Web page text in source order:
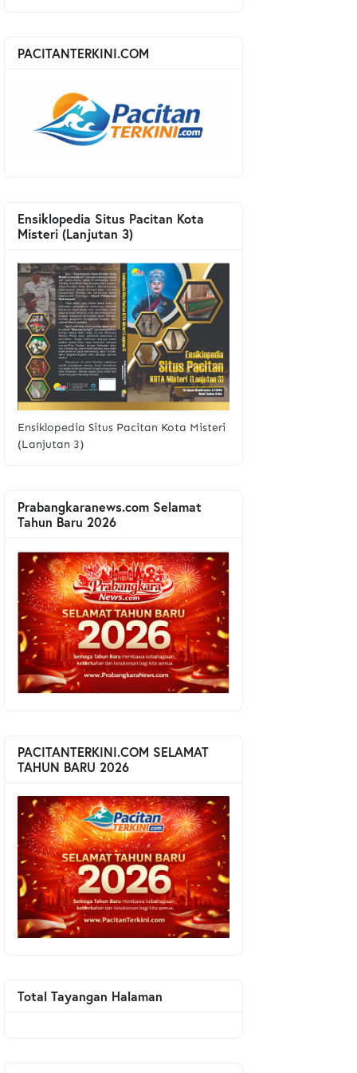
PACITANTERKINI.COM
Ensiklopedia Situs Pacitan Kota
Misteri (Lanjutan 3)
Ensiklopedia Situs Pacitan Kota Misteri
(Lanjutan 3)
Prabangkaranews.com Selamat
Tahun Baru 2026
PACITANTERKINI.COM SELAMAT
TAHUN BARU 2026
Total Tayangan Halaman